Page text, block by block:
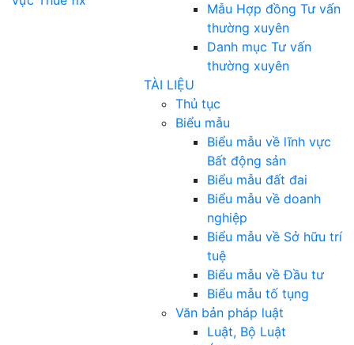
Mẫu Hợp đồng Tư vấn
thường xuyên
Danh mục Tư vấn
thường xuyên
TÀI LIỆU
Thủ tục
Biểu mẫu
Biểu mẫu về lĩnh vực
Bất động sản
Biểu mẫu đất đai
Biểu mẫu về doanh
nghiệp
Biểu mẫu về Sở hữu trí
tuệ
Biểu mẫu về Đầu tư
Biểu mẫu tố tụng
Văn bản pháp luật
Luật, Bộ Luật